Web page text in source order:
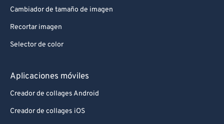
Cambiador de tamaño de imagen
Recortar imagen
Selector de color
Aplicaciones móviles
Creador de collages Android
Creador de collages iOS